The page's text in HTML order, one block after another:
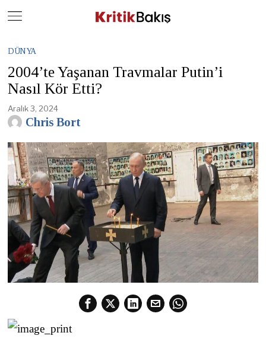
DÜNYA
2004’te Yaşanan Travmalar Putin’i
Nasıl Kör Etti?
Aralık 3, 2024
Chris Bort